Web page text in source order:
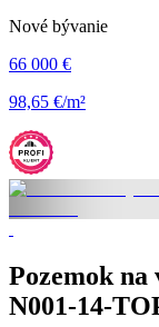
Nové bývanie
66 000 €
98,65 €/m²
Pozemok
N001-14-